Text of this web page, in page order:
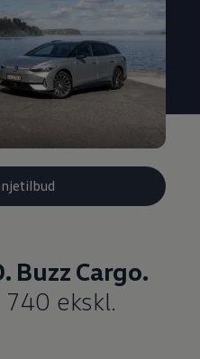
Buzz Cargo.
ekskl.